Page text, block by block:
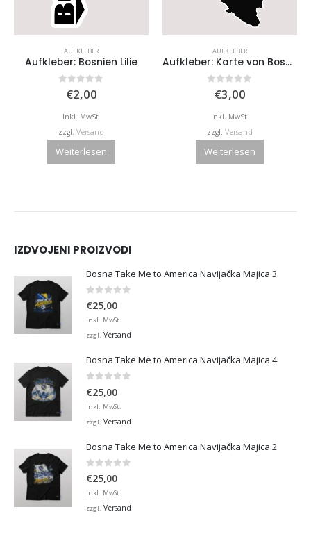
AUFKLEBER
Aufkleber: Bosnien Lilie
von 5
€2,00
Inkl. MwSt.
zzgl. Versand
Weiterlesen
AUFKLEBER
Aufkleber: Karte von Bosnien und Herzegowina mit Wunschort markierung
von 5
€3,00
Inkl. MwSt.
zzgl. Versand
Weiterlesen
IZDVOJENI PROIZVODI
Bosna Take Me to America Navijačka Majica 3
0 von 5
€25,00
Inkl. MwSt.
zzgl. Versand
Bosna Take Me to America Navijačka Majica 4
€25,00
Inkl. MwSt.
zzgl. Versand
Bosna Take Me to America Navijačka Majica 2
0 von 5
€25,00
Inkl. MwSt.
zzgl. Versand